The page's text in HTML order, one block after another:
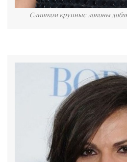
Слишком крупные локоны